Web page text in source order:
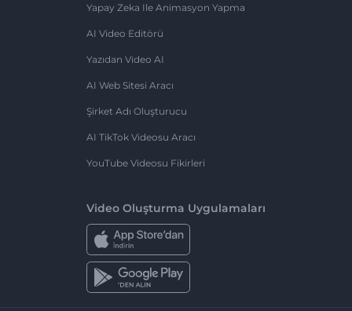
Yapay Zeka Ile Animasyon Yapma
AI Video Editörü
Yazıdan Video AI
AI Web Sitesi Aracı
Şirket Adı Oluşturucu
AI TikTok Videosu Aracı
YouTube Videosu Fikirleri
Video Oluşturma Uygulamaları